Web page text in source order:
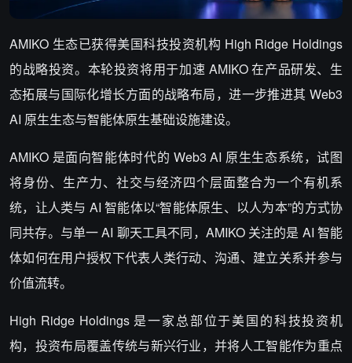
AMIKO 生态已获得美国科技投资机构 High Ridge Holdings
的战略投资。本轮投资将用于加速 AMIKO在产品研发、生
态拓展与国际化增长方面的战略布局，进一步推进其 Web3
AI 原生生态与智能体原生基础设施建设。
AMIKO 是面向智能体时代的 Web3 AI 原生生态系统，试图
将身份、生产力、社交与经济四个层面整合为一个有机系
统，让人类与 AI智能体以“智能体原生、以人为本”的方式协
同共存。与单一AI 聊天工具不同， AMIKO 关注的是 AI 智能
体如何在用户授权下代表人类行动、沟通、建立关系并参与
价值流转。
High Ridge Holdings 是一家总部位于美国的科技投资机
构，投资布局覆盖传统与新兴行业，并将人工智能作为重点